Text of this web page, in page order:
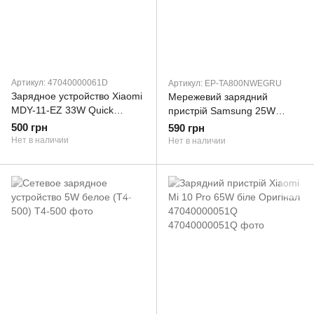
Артикул: 47040000061D
Зарядное устройство Xiaomi
MDY-11-EZ 33W Quick
Charge 3.0 белое Оригинал
(47040000061D)
500 грн
Нет в наличии
Артикул: EP-TA800NWEGRU
Мережевий зарядний
пристрій Samsung 25W
PD3.0 Type-C White (EP-
TA800NWEGRU)
590 грн
Нет в наличии